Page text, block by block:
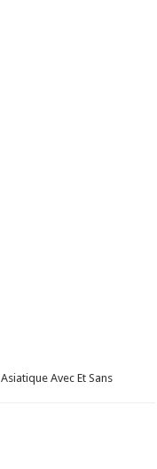
Asiatique Avec Et Sans